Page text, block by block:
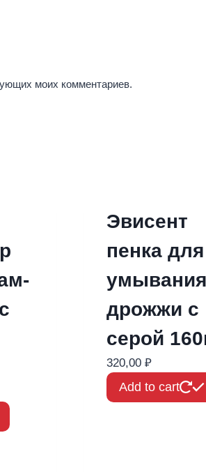
моих комментариев.
Эвисент
пенка для
умывания
дрожжи с
серой
320,00 ₽
Add to cart